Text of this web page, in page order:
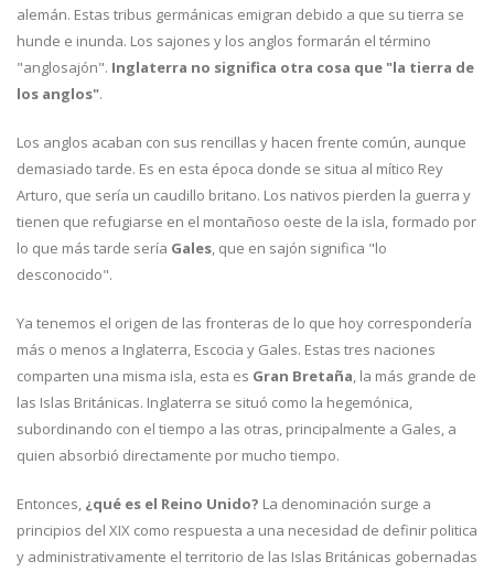
alemán. Estas tribus germánicas emigran debido a que su tierra se
hunde e inunda. Los sajones y los anglos formarán el término
"anglosajón". Inglaterra no significa otra cosa que "la tierra de
los anglos".
Los anglos acaban con sus rencillas y hacen frente común, aunque
demasiado tarde. Es en esta época donde se situa al mítico Rey
Arturo, que sería un caudillo britano. Los nativos pierden la guerra y
tienen que refugiarse en el montañoso oeste de la isla, formado por
lo que más tarde sería Gales, que en sajón significa "lo
desconocido".
Ya tenemos el origen de las fronteras de lo que hoy correspondería
más o menos a Inglaterra, Escocia y Gales. Estas tres naciones
comparten una misma isla, esta es Gran Bretaña, la más grande de
las Islas Británicas. Inglaterra se situó como la hegemónica,
subordinando con el tiempo a las otras, principalmente a Gales, a
quien absorbió directamente por mucho tiempo.
Entonces, ¿qué es el Reino Unido? La denominación surge a
principios del XIX como respuesta a una necesidad de definir politica
y administrativamente el territorio de las Islas Británicas gobernadas